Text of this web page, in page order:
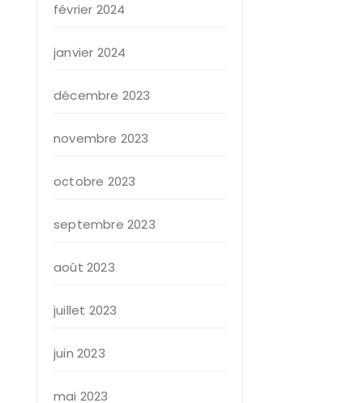
février 2024
janvier 2024
décembre 2023
novembre 2023
octobre 2023
septembre 2023
août 2023
juillet 2023
juin 2023
mai 2023